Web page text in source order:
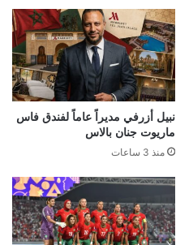
نبيل أزرفي مديراً عاماً لفندق فاس
ماريوت جنان بالاس
منذ 3 ساعات